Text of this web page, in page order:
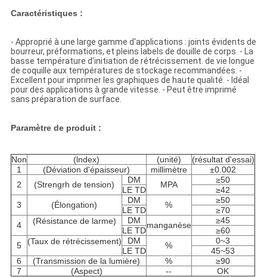
Caractéristiques :
- Approprié à une large gamme d'applications : joints évidents de
bourreur, préformations, et pleins labels de douille de corps. - La
basse température d'initiation de rétrécissement. de vie longue
de coquille aux températures de stockage recommandées. -
Excellent pour imprimer les graphiques de haute qualité. - Idéal
pour des applications à grande vitesse. - Peut être imprimé
sans préparation de surface.
Paramètre de produit :
Non (lndex) (unité)
(résultat d'essai)
1
(Déviation d'épaisseur) millimètre
±0.002
2
(Strengrh de tension) DM MPA
≥50
LE TD
≥42
3
(Élongation) DM %
≥50
LE TD
≥70
4
(Résistance de larme) DM manganèse
≥45
LE TD
≥60
5
(Taux de rétrécissement) DM %
0~3
LE TD
45~53
6
(Transmission de la lumière) %
≥90
7
(Aspect) -- OK